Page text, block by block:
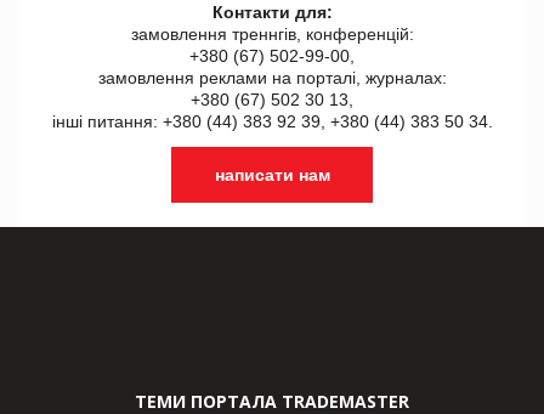
Контакти для:
замовлення треннгів, конференцій:
+380 (67) 502-99-00,
замовлення реклами на порталі, журналах:
+380 (67) 502 30 13,
інші питання: +380 (44) 383 92 39, +380 (44) 383 50 34.
написати нам
ТЕМИ ПОРТАЛА TRADEMASTER